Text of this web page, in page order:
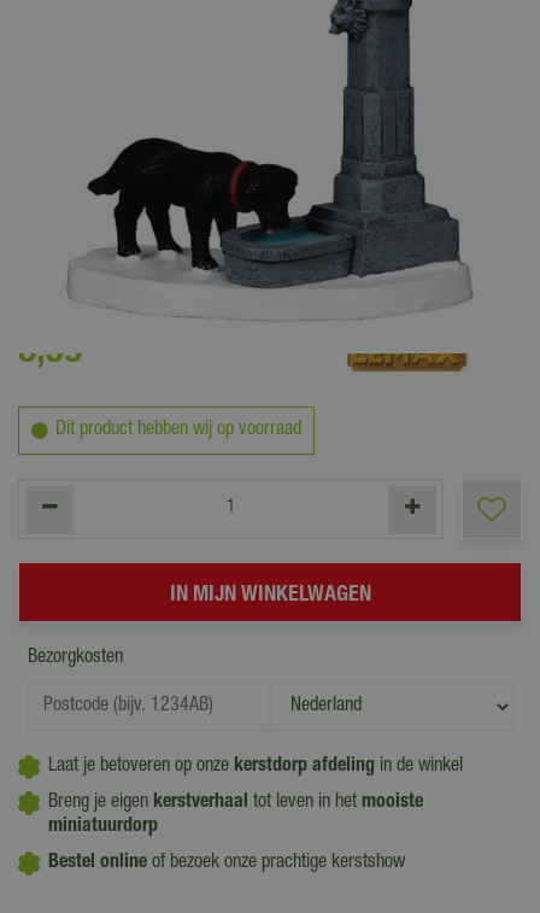
3,59
Dit product hebben wij op voorraad
Bezorgkosten
Laat je betoveren op onze kerstdorp afdeling in de winkel
Breng je eigen kerstverhaal tot leven in het mooiste
miniatuurdorp
Bestel online of bezoek onze prachtige kerstshow